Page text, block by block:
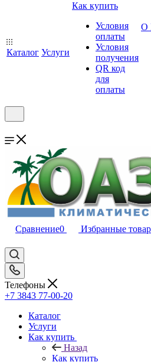
Каталог Услуги
Как купить
Условия
оплаты
Условия
получения
QR код
для
оплаты
О
Сравнение0 Избранные
Телефоны
+7 3843 77-00-20
Каталог
Услуги
Как купить
Назад
Как купить